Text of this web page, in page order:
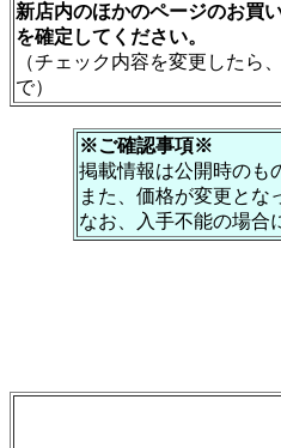
新店内のほかのページのお買
を確定してください。
（チェック内容を変更した
で）
※ご確認事項※
掲載情報は公開時のも
また、価格が変更とな
なお、入手不能の場合